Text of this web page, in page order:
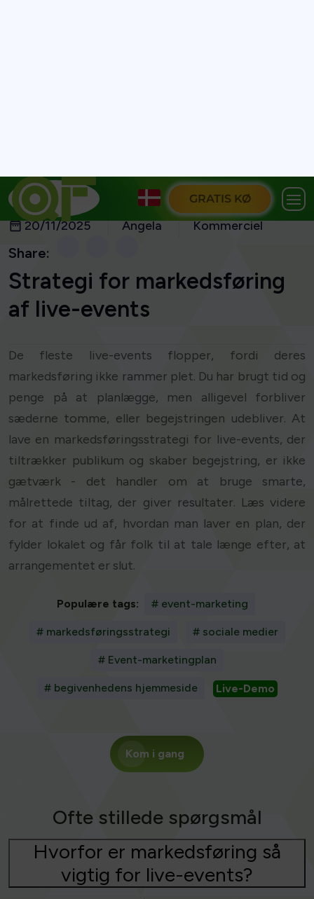
20/11/2025 Angela Kommerciel
Share:
Strategi for markedsføring
af live-events
De fleste live-events flopper, fordi deres
markedsføring ikke rammer plet. Du har brugt tid og
penge på at planlægge, men alligevel forbliver
sæderne tomme, eller begejstringen udebliver. At
lave en markedsføringsstrategi for live-events, der
tiltrækker publikum og skaber begejstring, er ikke
gætværk - det handler om at bruge smarte,
målrettede tiltag, der giver resultater. Læs videre
for at finde ud af, hvordan man laver en plan, der
fylder lokalet og får folk til at tale længe efter, at
arrangementet er slut.
Populære tags: # event-marketing
# markedsføringsstrategi # sociale medier
# Event-marketingplan
# begivenhedens hjemmeside Live-Demo
Kom i gang
Ofte stillede spørgsmål
Hvorfor er markedsføring så
vigtig for live-events?